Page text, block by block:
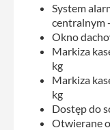
System
centralnym
Okno
Markiza
kg
Markiza
kg
Dostęp do
Otwierane